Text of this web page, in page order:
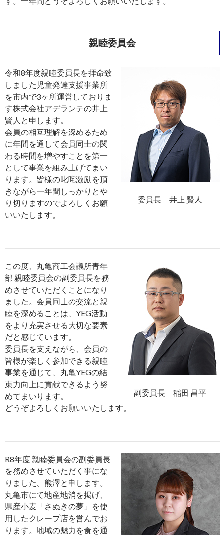
親睦委員会
委員長 井上 賢人
令和8年度親睦委員長を拝命致
しました児童発達支援事業所
を市内で3ヶ所運営しておりま
す株式会社アデランテの井上
賢人と申します。
会員の相互理解を深めるため
に年間を通して会員同士の関
わる時間を増やすことを第一
として事業を組み上げてまい
ります。皆様の叱咤激励を頂
きながら一年間しっかりとや
り切りますのでよろしくお願
いいたします。
副委員長 稲田 昌平
この度、丸亀商工会議所青年
部 親睦委員会の副委員長を務
めさせていただくことになり
ました。会員同士の交流と親
睦を深めることは、YEG活動
をより充実させる大切な要素
だと感じています。
委員長を支えながら、会員の
皆様が楽しく参加できる親睦
事業を通じて、丸亀YEGの結
束力向上に貢献できるよう努
めてまいります。
どうぞよろしくお願いいたします。
R8年度 親睦委員会の副委員長
を務めさせていただく事にな
りました、熊澤と申します。
丸亀市にて地産地消を掲げ、
県産小麦「さぬきの夢」を使
用したクレープ店を営んでお
ります。地域の魅力を食を通